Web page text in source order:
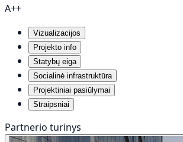
A++
Vizualizacijos
Projekto info
Statybų eiga
Socialinė infrastruktūra
Projektiniai pasiūlymai
Straipsniai
Partnerio turinys